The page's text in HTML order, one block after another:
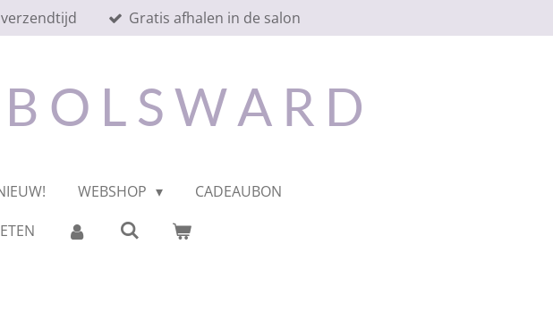
Gratis afhalen in de salon
O L S W A R D
WEBSHOP
CADEAUBON